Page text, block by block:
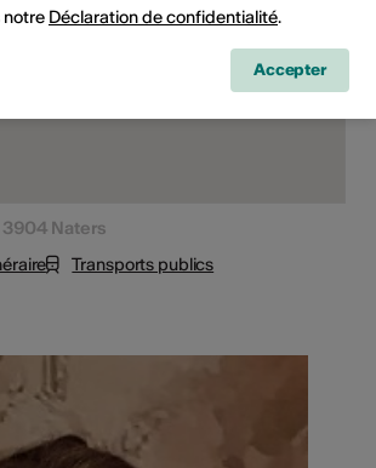
Naters
Transports publics
notre Déclaration de confidentialité.
Accepter